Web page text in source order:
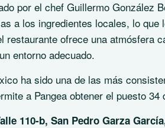
por el chef Guillermo González
a los ingredientes locales, lo
restaurante ofrece una atmósfera
entorno adecuado.
ha sido una de las más
a Pangea obtener el puesto 34
110-b, San Pedro Garza